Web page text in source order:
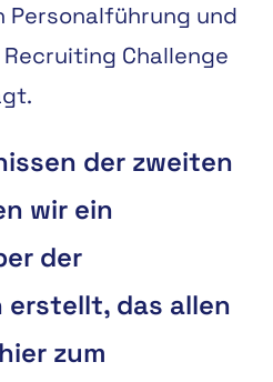
Personalführung und
Challenge
der zweiten
wir ein
der
erstellt, das allen
zum